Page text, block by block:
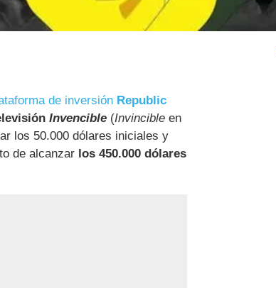
de inversión Republic
Invencible (Invincible en
los 50.000 dólares iniciales y
de alcanzar los 450.000 dólares